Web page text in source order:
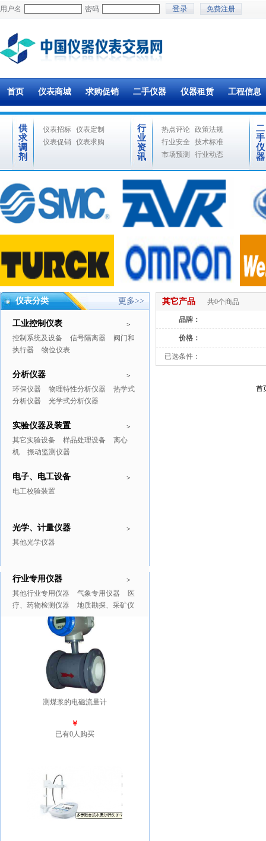
用户名 密码 免费注册
首页 仪表商城 求购促销 二手仪器 仪器租赁 工程信息
供
求
调
剂
仪表招标 仪表定制
仪表促销
仪表求购
行
业
资
讯
热点评论 政策法规
行业安全
技术标准
市场预测
行业动态
二
手
仪
器
仪表分类 更多>>
>
工业控制仪表
控制系统及设备 信号隔离器
阀门和
执行器
物位仪表
>
分析仪器
环保仪器 物理特性分析仪器
热学式
分析仪器
光学式分析仪器
>
实验仪器及装置
其它实验设备 样品处理设备
离心
机
振动监测仪器
>
电子、电工设备
电工校验装置
>
光学、计量仪器
其他光学仪器
>
行业专用仪器
其他行业专用仪器 气象专用仪器
医
疗、药物检测仪器
地质勘探、采矿仪
推广商品 更多>>
测煤浆的电磁流量计
￥
已有0人购买
其它产品 共0个商品
品牌：
价格：
已选条件：
首